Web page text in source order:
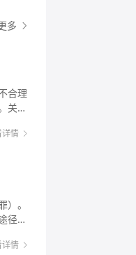
多
合理
关键
以
规
合
详情
。
径可
详情